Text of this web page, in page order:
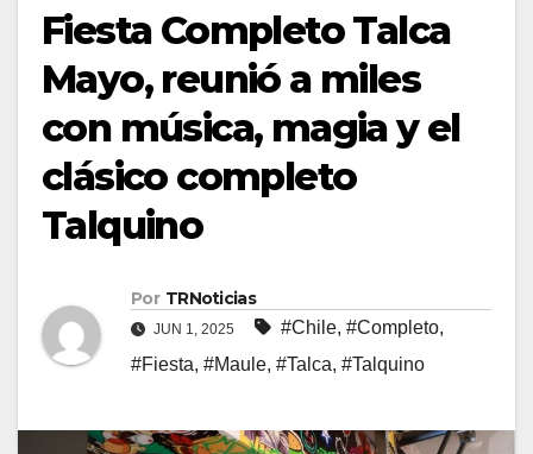
Fiesta Completo Talca
Mayo, reunió a miles
con música, magia y el
clásico completo
Talquino
Por TRNoticias
JUN 1, 2025 #Chile, #Completo,
#Fiesta, #Maule, #Talca, #Talquino